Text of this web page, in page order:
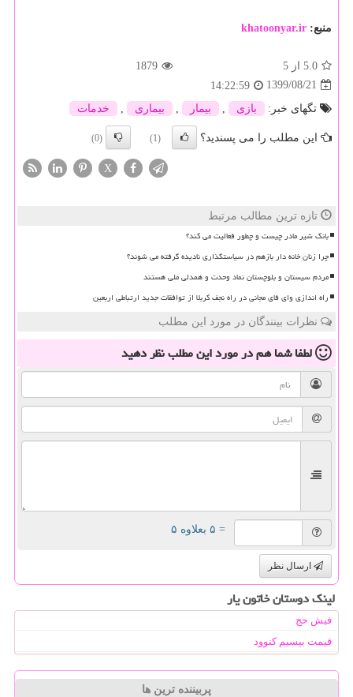
منبع: khatoonyar.ir
5.0 از 5
1879
1399/08/21
14:22:59
تگهای خبر:
بازی , بیمار , بیماری , خدمات
این مطلب را می پسندید؟ (1)
(0)
X
تازه ترین مطالب مرتبط
بانک شیر مادر چیست و چطور فعالیت می کند؟
چرا زنان خانه دار بازهم در سیاستگذاری نادیده گرفته می شوند؟
مردم سیستان و بلوچستان نماد وحدت و همدلی ملی هستند
راه اندازی وای فای مجانی در راه نجف کربلا از توافقات جدید ارتباطی اربعین
نظرات بینندگان در مورد این مطلب
لطفا شما همدر مورد این مطلبنظر دهید
= ۵ بعلاوه ۵
ارسال نظر
لینک دوستان خاتون یار
فیش حج
قیمت بیسیم کنوود
پربیننده ترین ها